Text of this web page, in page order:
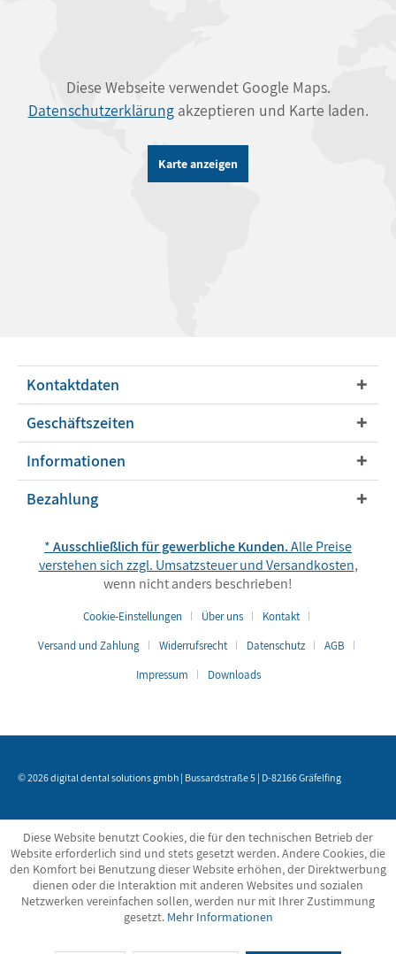
Diese Webseite verwendet Google Maps.
Datenschutzerklärungakzeptieren und Karte laden.
Karte anzeigen
Kontaktdaten
Geschäftszeiten
Informationen
Bezahlung
*Ausschließlich für gewerbliche Kunden.Alle Preise
verstehen sich zzgl. Umsatzsteuer undVersandkosten,
wenn nicht anders beschrieben!
Cookie-Einstellungen Über uns
Kontakt
Versand und Zahlung
Widerrufsrecht Datenschutz
AGB
Impressum
Downloads
© 2026 digital dental solutions gmbh | Bussardstraße 5 | D-82166 Gräfelfing
Diese Website benutzt Cookies, die für den technischen Betrieb der
Website erforderlich sind und stets gesetzt werden. Andere Cookies, die
den Komfort bei Benutzung dieser Website erhöhen, der Direktwerbung
dienen oder die Interaktion mit anderen Websites und sozialen
Netzwerken vereinfachen sollen, werden nur mit Ihrer Zustimmung
gesetzt. Mehr Informationen